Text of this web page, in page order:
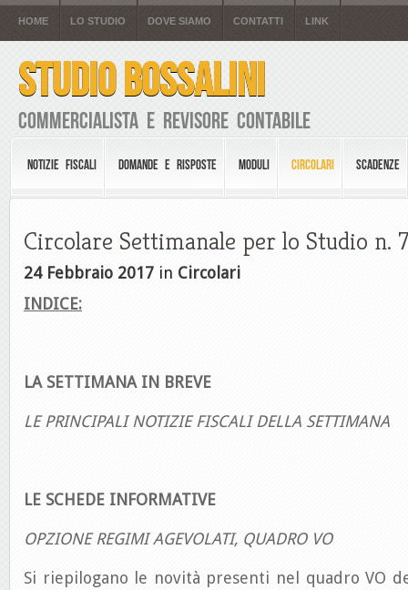
HOME LO STUDIO DOVE SIAMO CONTATTI LINK
STUDIO BOSSALINI
Commercialista e Revisore Contabile
NOTIZIE FISCALI DOMANDE E RISPOSTE MODULI CIRCOLARI SCADENZE
Circolare Settimanale per lo Studio n.
24 Febbraio 2017 in Circolari
INDICE:
LA SETTIMANA IN BREVE
LE PRINCIPALI NOTIZIE FISCALI DELLA SETTIMANA
LE SCHEDE INFORMATIVE
OPZIONE REGIMI AGEVOLATI, QUADRO VO
Si riepilogano le novità presenti nel quadro VO